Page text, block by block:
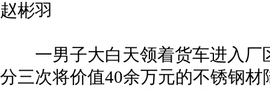
赵彬羽
一男子大白天领着货车进入厂
分三次将价值40余万元的不锈钢